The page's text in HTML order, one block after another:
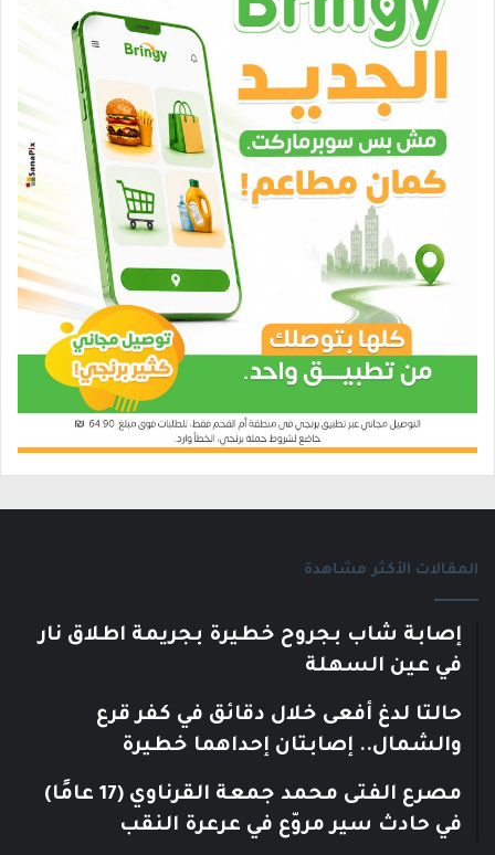
المقالات الأكثر مشاهدة
إصابة شاب بجروح خطيرة بجريمة اطلاق نار
في عين السهلة
حالتا لدغ أفعى خلال دقائق في كفر قرع
والشمال.. إصابتان إحداهما خطيرة
مصرع الفتى محمد جمعة القرناوي (17 عامًا)
في حادث سير مروّع في عرعرة النقب